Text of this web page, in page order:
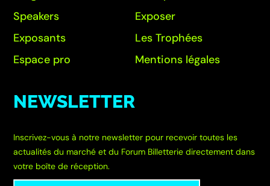
Speakers
Exposants
Espace pro
Exposer
Les Trophées
Mentions légales
NEWSLETTER
Inscrivez-vous à notre newsletter pour recevoir toutes les
actualités du marché et du Forum Billetterie directement dans
votre boîte de réception.